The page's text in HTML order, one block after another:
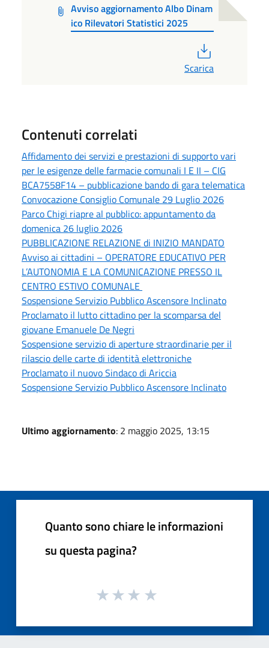
Avviso aggiornamento Albo Dinam
ico Rilevatori Statistici 2025
Scarica
Contenuti correlati
Affidamento dei servizi e prestazioni di supporto vari
per le esigenze delle farmacie comunali I E II – CIG
BCA7558F14 – pubblicazione bando di gara telematica
Convocazione Consiglio Comunale 29 Luglio 2026
Parco Chigi riapre al pubblico: appuntamento da
domenica 26 luglio 2026
PUBBLICAZIONE RELAZIONE di INIZIO MANDATO
Avviso ai cittadini – OPERATORE EDUCATIVO PER
L’AUTONOMIA E LA COMUNICAZIONE PRESSO IL
CENTRO ESTIVO COMUNALE
Sospensione Servizio Pubblico Ascensore Inclinato
Proclamato il lutto cittadino per la scomparsa del
giovane Emanuele De Negri
Sospensione servizio di aperture straordinarie per il
rilascio delle carte di identità elettroniche
Proclamato il nuovo Sindaco di Ariccia
Sospensione Servizio Pubblico Ascensore Inclinato
Ultimo aggiornamento: 2 maggio 2025, 13:15
Quanto sono chiare le informazioni
su questa pagina?